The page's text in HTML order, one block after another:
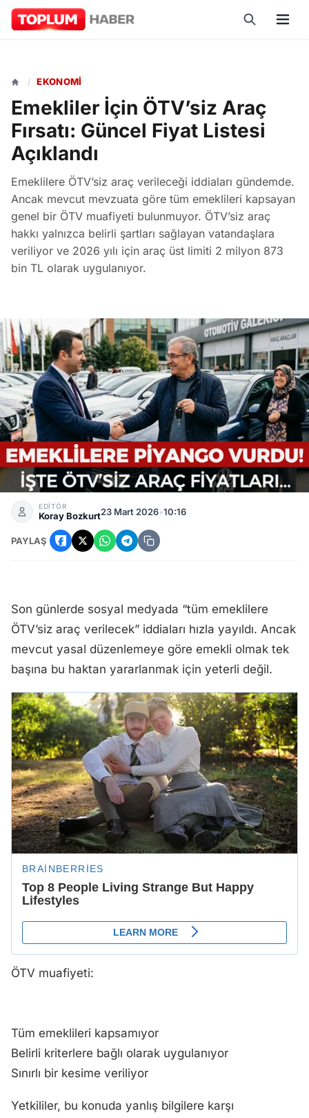
/ EKONOMI
Emekliler İçin ÖTV’siz Araç
Fırsatı: Güncel Fiyat Listesi
Açıklandı
Emeklilere ÖTV’siz araç verileceği iddiaları gündemde.
Ancak mevcut mevzuata göre tüm emeklileri kapsayan
genel bir ÖTV muafiyeti bulunmuyor. ÖTV’siz araç
hakkı yalnızca belirli şartları sağlayan vatandaşlara
veriliyor ve 2026 yılı için araç üst limiti 2 milyon 873
bin TL olarak uygulanıyor.
Emekliler İçin ÖTV’siz Araç Fırsatı: Güncel Fiyat Listesi
EDİTÖR
Koray Bozkurt23 Mart 2026•10:16
PAYLAŞ
Son günlerde sosyal medyada “tüm emeklilere
ÖTV’siz araç verilecek” iddiaları hızla yayıldı. Ancak
mevcut yasal düzenlemeye göre emekli olmak tek
başına bu haktan yararlanmak için yeterli değil.
ÖTV muafiyeti:
Tüm emeklileri kapsamıyor
Belirli kriterlere bağlı olarak uygulanıyor
Sınırlı bir kesime veriliyor
Yetkililer, bu konuda yanlış bilgilere karşı